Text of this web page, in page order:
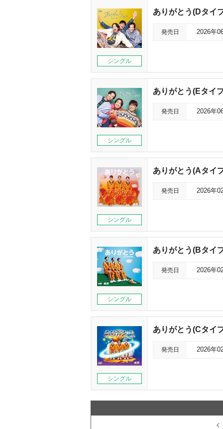
シングル
ありがとう(Dタイ
発売日 2026年
シングル
ありがとう(Eタイ
発売日 2026年
シングル
ありがとう(Aタイ
発売日 2026年
シングル
ありがとう(Bタイ
発売日 2026年
シングル
ありがとう(Cタイ
発売日 2026年